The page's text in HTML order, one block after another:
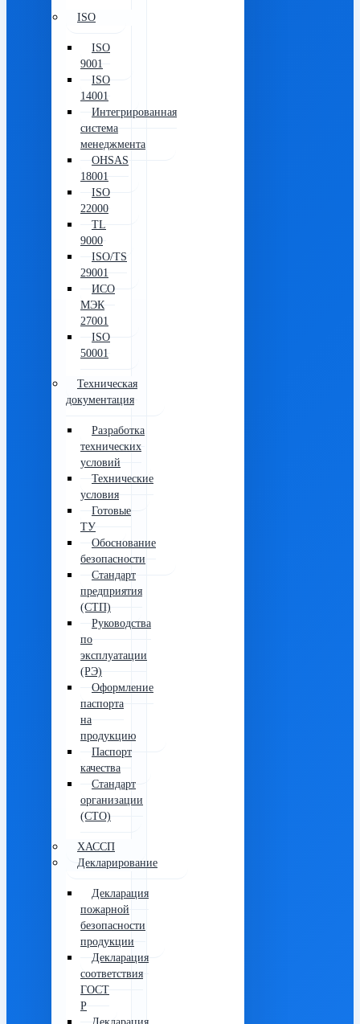
ISO
ISO
9001
ISO
14001
Интегрированная
система
менеджмента
OHSAS
18001
ISO
22000
TL
9000
ISO/TS
29001
ИСО
МЭК
27001
ISO
50001
Техническая
документация
Разработка
технических
условий
Технические
условия
Готовые
ТУ
Обоснование
безопасности
Стандарт
предприятия
(СТП)
Руководства
по
эксплуатации
(РЭ)
Оформление
паспорта
на
продукцию
Паспорт
качества
Стандарт
организации
(СТО)
ХАССП
Декларирование
Декларация
пожарной
безопасности
продукции
Декларация
соответствия
ГОСТ
Р